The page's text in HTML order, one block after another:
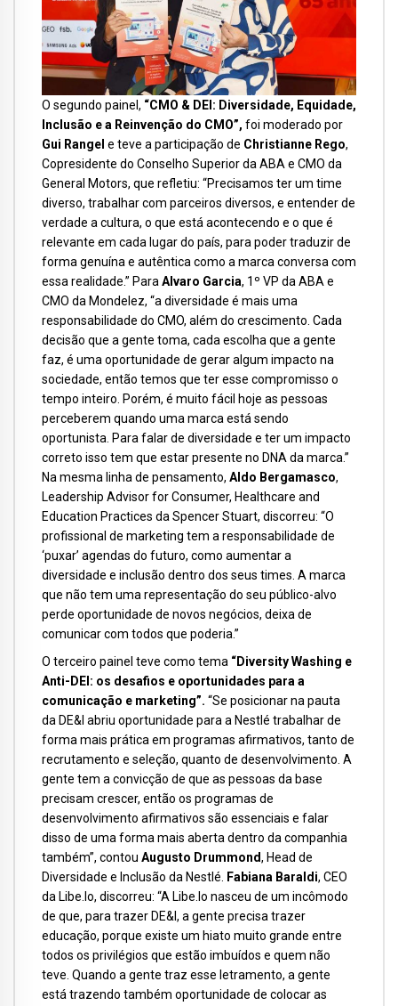
O segundo painel, “CMO & DEI: Diversidade, Equidade,
Inclusão e a Reinvenção do CMO”, foi moderado por
Gui Rangel e teve a participação de Christianne Rego,
Copresidente do Conselho Superior da ABA e CMO da
General Motors, que refletiu: “Precisamos ter um time
diverso, trabalhar com parceiros diversos, e entender de
verdade a cultura, o que está acontecendo e o que é
relevante em cada lugar do país, para poder traduzir de
forma genuína e autêntica como a marca conversa com
essa realidade.” ParaAlvaro Garcia, 1º VP da ABA e
CMO da Mondelez, “a diversidade é mais uma
responsabilidade do CMO, além do crescimento. Cada
decisão que a gente toma, cada escolha que a gente
faz, é uma oportunidade de gerar algum impacto na
sociedade, então temos que ter esse compromisso o
tempo inteiro. Porém, é muito fácil hoje as pessoas
perceberem quando uma marca está sendo
oportunista. Para falar de diversidade e ter um impacto
correto isso tem que estar presente no DNA da marca.”
Na mesma linha de pensamento, Aldo Bergamasco,
Leadership Advisor for Consumer, Healthcare and
Education Practices da Spencer Stuart, discorreu: “O
profissional de marketing tem a responsabilidade de
‘puxar’ agendas do futuro, como aumentar a
diversidade e inclusão dentro dos seus times. A marca
que não tem uma representação do seu público-alvo
perde oportunidade de novos negócios, deixa de
comunicar com todos que poderia.”
O terceiro painel teve como tema “Diversity Washing e
Anti-DEI: os desafios e oportunidades para a
comunicação e marketing”. “Se posicionar na pauta
da DE&I abriu oportunidade para a Nestlé trabalhar de
forma mais prática em programas afirmativos, tanto de
recrutamento e seleção, quanto de desenvolvimento. A
gente tem a convicção de que as pessoas da base
precisam crescer, então os programas de
desenvolvimento afirmativos são essenciais e falar
disso de uma forma mais aberta dentro da companhia
também”, contou Augusto Drummond, Head de
Diversidade e Inclusão da Nestlé.
Fabiana Baraldi, CEO
da Libe.lo, discorreu: “A Libe.lo nasceu de um incômodo
de que, para trazer DE&I, a gente precisa trazer
educação, porque existe um hiato muito grande entre
todos os privilégios que estão imbuídos e quem não
teve. Quando a gente traz esse letramento, a gente
está trazendo também oportunidade de colocar as